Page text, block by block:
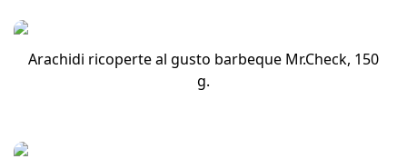
Arachidi ricoperte al gusto barbeque Mr.Check, 150
g.